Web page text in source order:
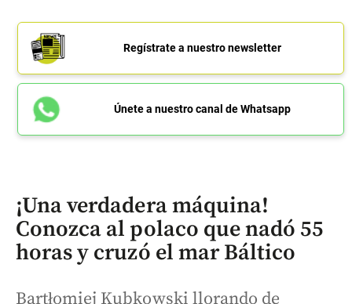
Regístrate a nuestro newsletter
Únete a nuestro canal de Whatsapp
¡Una verdadera máquina!
Conozca al polaco que nadó 55
horas y cruzó el mar Báltico
Bartłomiej Kubkowski llorando de